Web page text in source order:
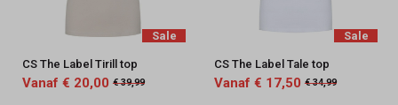
Sale
CS The Label Tirill top
Vanaf € 20,00 € 39,99
Sale
CS The Label Tale top
Vanaf € 17,50 € 34,99